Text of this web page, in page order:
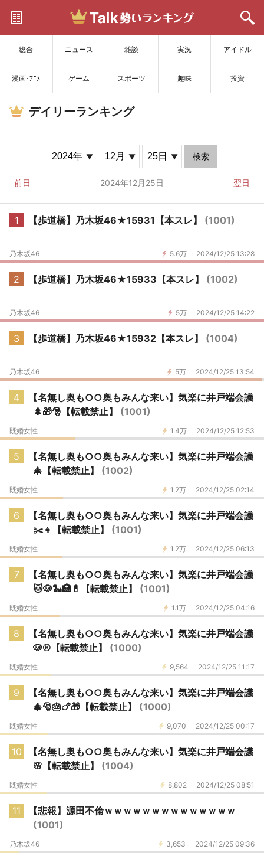
総合 ニュース 雑談 実況 アイドル
漫画･ｱﾆﾒ ゲーム スポーツ 趣味 投資
サイトを更新
デイリーランキング
検索
前日 2024年12月25日 翌日
1 【歩道橋】乃木坂46★15931【本スレ】 (1001)
5.6万 2024/12/25 13:28
乃木坂46
2 【歩道橋】乃木坂46★15933【本スレ】 (1002)
5万 2024/12/25 14:22
乃木坂46
3 【歩道橋】乃木坂46★15932【本スレ】 (1004)
5万 2024/12/25 13:54
乃木坂46
4
【名無し奥も○○奥もみんな来い】気楽に井戸端会議
🌲🎁🎅【転載禁止】 (1001)
1.4万 2024/12/25 12:53
既婚女性
5
【名無し奥も○○奥もみんな来い】気楽に井戸端会議
🎄【転載禁止】 (1002)
1.2万 2024/12/25 02:14
既婚女性
6
【名無し奥も○○奥もみんな来い】気楽に井戸端会議
✂️👧【転載禁止】 (1001)
1.2万 2024/12/25 06:13
既婚女性
7
【名無し奥も○○奥もみんな来い】気楽に井戸端会議
🐱🐶🐍🏥💊【転載禁止】 (1001)
1.1万 2024/12/25 04:16
既婚女性
8
【名無し奥も○○奥もみんな来い】気楽に井戸端会議
🐶⚾️【転載禁止】 (1000)
9,564 2024/12/25 11:17
既婚女性
9
【名無し奥も○○奥もみんな来い】気楽に井戸端会議
🎄🎅🎂🍗🎁【転載禁止】 (1000)
9,070 2024/12/25 00:17
既婚女性
10
【名無し奥も○○奥もみんな来い】気楽に井戸端会議
🌸【転載禁止】 (1004)
8,802 2024/12/25 08:51
既婚女性
11
【悲報】源田不倫ｗｗｗｗｗｗｗｗｗｗｗｗｗｗ
(1001)
3,653 2024/12/25 09:36
乃木坂46